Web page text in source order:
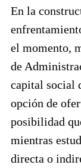
En la
el momento,
de
capital social
opción de
posibilidad
mientras
directa o